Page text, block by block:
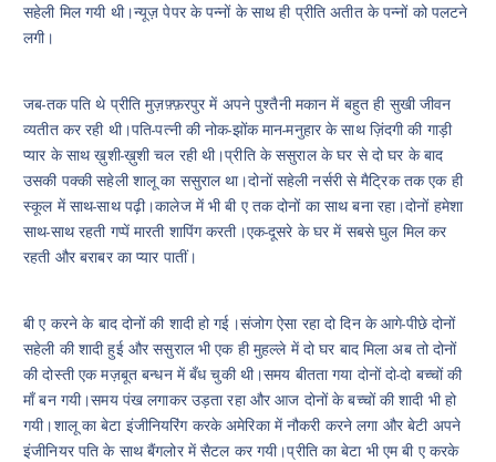
सहेली मिल गयी थी।न्यूज़ पेपर के पन्नों के साथ ही प्रीति अतीत के पन्नों को पलटने
लगी।
जब-तक पति थे प्रीति मुज़फ़्फ़रपुर में अपने पुश्तैनी मकान में बहुत ही सुखी जीवन
व्यतीत कर रही थी।पति-पत्नी की नोक-झोंक मान-मनुहार के साथ ज़िंदगी की गाड़ी
प्यार के साथ ख़ुशी-ख़ुशी चल रही थी।प्रीति के ससुराल के घर से दो घर के बाद
उसकी पक्की सहेली शालू का ससुराल था।दोनों सहेली नर्सरी से मैट्रिक तक एक ही
स्कूल में साथ-साथ पढ़ी।कालेज में भी बी ए तक दोनों का साथ बना रहा।दोनों हमेशा
साथ-साथ रहती गप्पें मारती शापिंग करती।एक-दूसरे के घर में सबसे घुल मिल कर
रहती और बराबर का प्यार पातीं।
बी ए करने के बाद दोनों की शादी हो गई।संजोग ऐसा रहा दो दिन के आगे-पीछे दोनों
सहेली की शादी हुई और ससुराल भी एक ही मुहल्ले में दो घर बाद मिला अब तो दोनों
की दोस्ती एक मज़बूत बन्धन में बँध चुकी थी।समय बीतता गया दोनों दो-दो बच्चों की
माँ बन गयी।समय पंख लगाकर उड़ता रहा और आज दोनों के बच्चों की शादी भी हो
गयी।शालू का बेटा इंजीनियरिंग करके अमेरिका में नौकरी करने लगा और बेटी अपने
इंजीनियर पति के साथ बैंगलोर में सैटल कर गयी।प्रीति का बेटा भी एम बी ए करके